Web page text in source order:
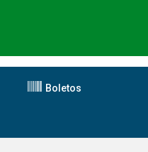
Boletos